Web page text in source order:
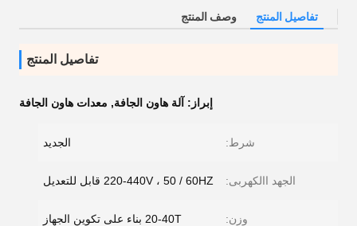
تفاصيل المنتج وصف المنتج
تفاصيل المنتج
إبراز: آلة هاون الجافة, معدات هاون الجافة
شرط: الجديد
الجهد االكهربى: 220-440V ، 50 / 60HZ قابل للتعديل
وزن: 20-40T بناء على تكوين الجهاز